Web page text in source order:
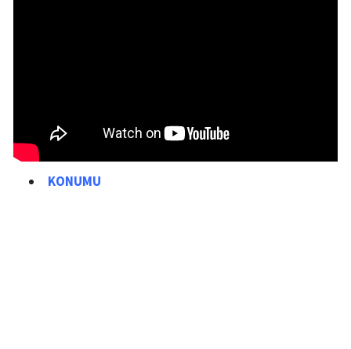
KONUMU